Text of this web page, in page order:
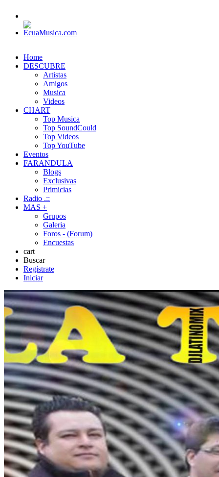
Home
DESCUBRE
Artistas
Amigos
Musica
Videos
CHART
Top Musica
Top SoundCould
Top Videos
Top YouTube
Eventos
FARANDULA
Blogs
Exclusivas
Primicias
Radio .::
MAS +
Grupos
Galeria
Foros - (Forum)
Encuestas
cart
Buscar
Regístrate
Iniciar